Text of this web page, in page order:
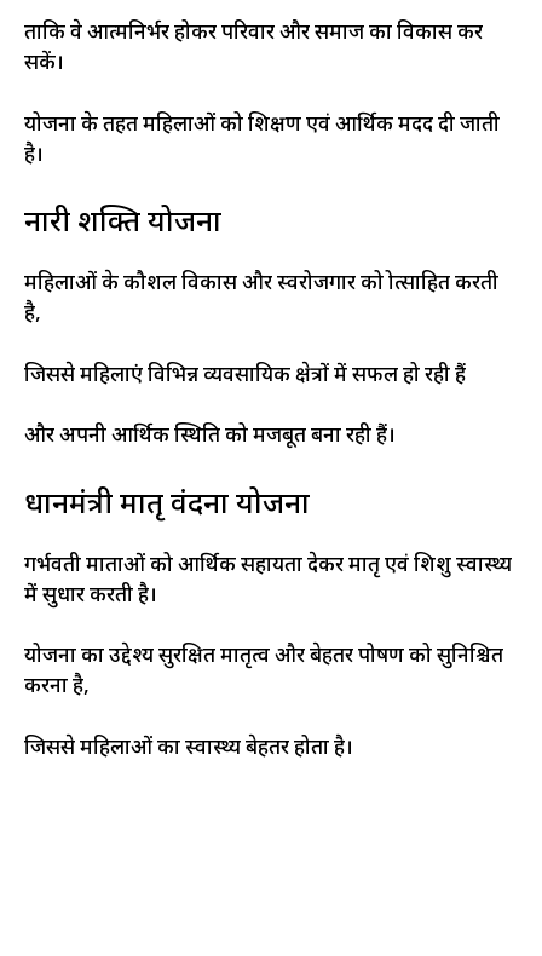
ताकि वे आत्मनिर्भर होकर परिवार और समाज का विकास कर
सकें।
योजना के तहत महिलाओं को प्रशिक्षण एवं आर्थिक मदद दी जाती
है।
नारी शक्ति योजना
महिलाओं के कौशल विकास और स्वरोजगार को प्रोत्साहित करती
है,
जिससे महिलाएं विभिन्न व्यवसायिक क्षेत्रों में सफल हो रही हैं
और अपनी आर्थिक स्थिति को मजबूत बना रही हैं।
प्रधानमंत्री मातृ वंदना योजना
गर्भवती माताओं को आर्थिक सहायता देकर मातृ एवं शिशु स्वास्थ्य
में सुधार करती है।
योजना का उद्देश्य सुरक्षित मातृत्व और बेहतर पोषण को सुनिश्चित
करना है,
जिससे महिलाओं का स्वास्थ्य बेहतर होता है।